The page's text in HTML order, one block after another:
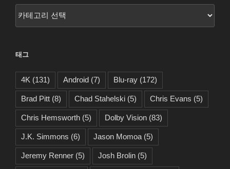
태그
4K (131) Android (7) Blu-ray (172)
Brad Pitt (8) Chad Stahelski (5) Chris Evans (5)
Chris Hemsworth (5) Dolby Vision (83)
J.K. Simmons (6) Jason Momoa (5)
Jeremy Renner (5) Josh Brolin (5)